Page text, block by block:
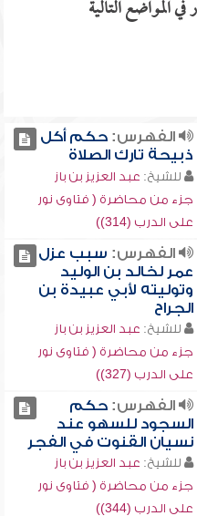
المواضع التالية
الفهرس:حكم أكل
ذبيحة تارك الصلاة
للشيخ: عبد العزيز بن باز
جزء من محاضرة ( فتاوى نور
على الدرب (314))
الفهرس: سبب عزل
عمر لخالد بن الوليد
وتوليته لأبي عبيدة بن
الجراح
للشيخ: عبد العزيز بن باز
جزء من محاضرة ( فتاوى نور
على الدرب (327))
الفهرس:حكم
السجود للسهو عند
نسيان القنوت في الفجر
للشيخ: عبد العزيز بن باز
جزء من محاضرة ( فتاوى نور
على الدرب (344))